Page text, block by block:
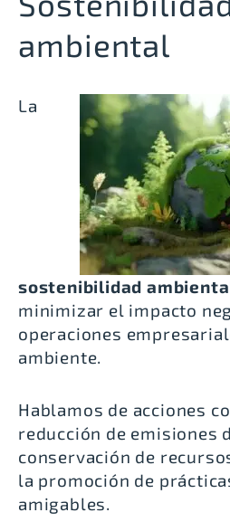
ambiental
La
sostenibilidad
minimizar el impacto
operaciones
ambiente.
Hablamos de acciones
reducción de emisiones
conservación de
la promoción de
amigables.